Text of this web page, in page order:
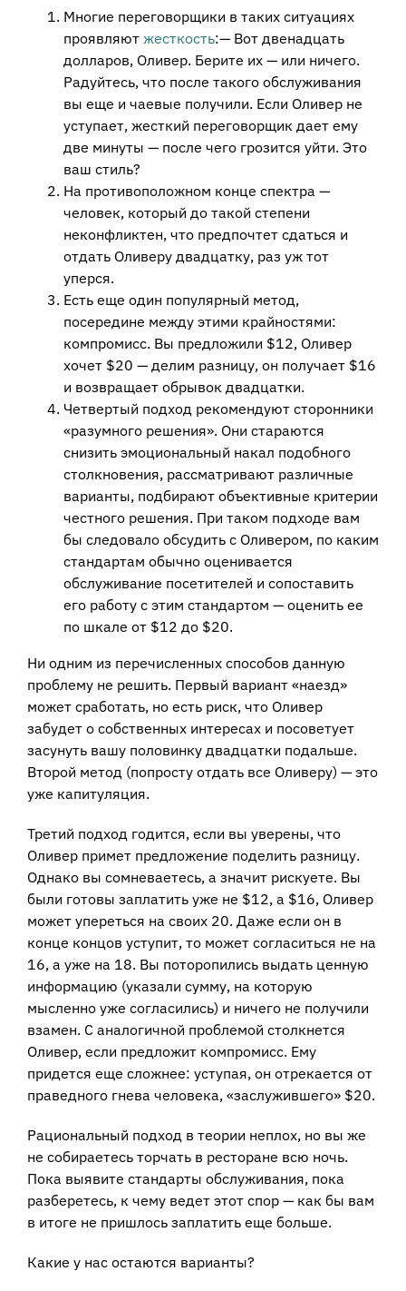
Многие переговорщики в таких ситуациях
проявляют жесткость:— Вот двенадцать
долларов, Оливер. Берите их — или ничего.
Радуйтесь, что после такого обслуживания
вы еще и чаевые получили. Если Оливер не
уступает, жесткий переговорщик дает ему
две минуты — после чего грозится уйти. Это
ваш стиль?
На противоположном конце спектра —
человек, который до такой степени
неконфликтен, что предпочтет сдаться и
отдать Оливеру двадцатку, раз уж тот
уперся.
Есть еще один популярный метод,
посередине между этими крайностями:
компромисс. Вы предложили $12, Оливер
хочет $20 — делим разницу, он получает $16
и возвращает обрывок двадцатки.
Четвертый подход рекомендуют сторонники
«разумного решения». Они стараются
снизить эмоциональный накал подобного
столкновения, рассматривают различные
варианты, подбирают объективные критерии
честного решения. При таком подходе вам
бы следовало обсудить с Оливером, по каким
стандартам обычно оценивается
обслуживание посетителей и сопоставить
его работу с этим стандартом — оценить ее
по шкале от $12 до $20.
Ни одним из перечисленных способов данную
проблему не решить. Первый вариант «наезд»
может сработать, но есть риск, что Оливер
забудет о собственных интересах и посоветует
засунуть вашу половинку двадцатки подальше.
Второй метод (попросту отдать все Оливеру) — это
уже капитуляция.
Третий подход годится, если вы уверены, что
Оливер примет предложение поделить разницу.
Однако вы сомневаетесь, а значит рискуете. Вы
были готовы заплатить уже не $12, а $16, Оливер
может упереться на своих 20. Даже если он в
конце концов уступит, то может согласиться не на
16, а уже на 18. Вы поторопились выдать ценную
информацию (указали сумму, на которую
мысленно уже согласились) и ничего не получили
взамен. С аналогичной проблемой столкнется
Оливер, если предложит компромисс. Ему
придется еще сложнее: уступая, он отрекается от
праведного гнева человека, «заслужившего» $20.
Рациональный подход в теории неплох, но вы же
не собираетесь торчать в ресторане всю ночь.
Пока выявите стандарты обслуживания, пока
разберетесь, к чему ведет этот спор — как бы вам
в итоге не пришлось заплатить еще больше.
Какие у нас остаются варианты?